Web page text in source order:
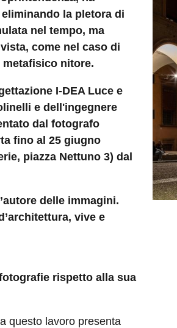
la pletora di
nel tempo, ma
come nel caso di
metafisico nitore.
I-DEA Luce e
e dell'ingegnere
dal fotografo
fino al 25 giugno
piazza Nettuno 3) dal
delle immagini.
vive e
rispetto alla sua
questo lavoro presenta